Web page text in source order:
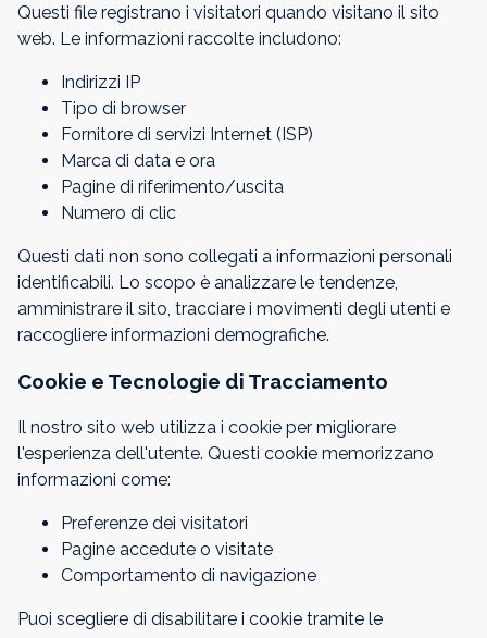
Questi file registrano i visitatori quando visitano il sito
web. Le informazioni raccolte includono:
Indirizzi IP
Tipo di browser
Fornitore di servizi Internet (ISP)
Marca di data e ora
Pagine di riferimento/uscita
Numero di clic
Questi dati non sono collegati a informazioni personali
identificabili. Lo scopo è analizzare le tendenze,
amministrare il sito, tracciare i movimenti degli utenti e
raccogliere informazioni demografiche.
Cookie e Tecnologie di Tracciamento
Il nostro sito web utilizza i cookie per migliorare
l'esperienza dell'utente. Questi cookie memorizzano
informazioni come:
Preferenze dei visitatori
Pagine accedute o visitate
Comportamento di navigazione
Puoi scegliere di disabilitare i cookie tramite le